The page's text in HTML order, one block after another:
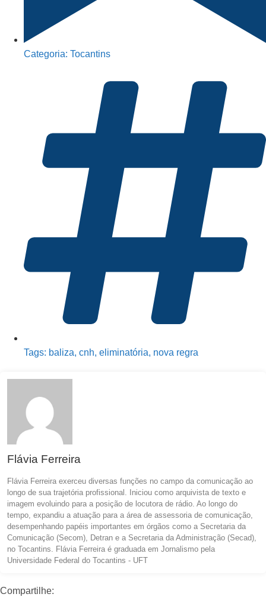
Categoria: Tocantins
Tags: baliza, cnh, eliminatória, nova regra
Flávia Ferreira
Flávia Ferreira exerceu diversas funções no campo da comunicação ao
longo de sua trajetória profissional. Iniciou como arquivista de texto e
imagem evoluindo para a posição de locutora de rádio. Ao longo do
tempo, expandiu a atuação para a área de assessoria de comunicação,
desempenhando papéis importantes em órgãos como a Secretaria da
Comunicação (Secom), Detran e a Secretaria da Administração (Secad),
no Tocantins. Flávia Ferreira é graduada em Jornalismo pela
Universidade Federal do Tocantins - UFT
Compartilhe: